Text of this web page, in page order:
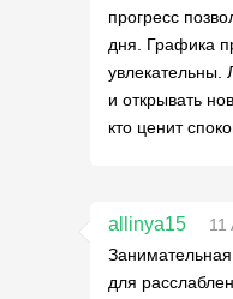
прогресс
дня. Графика
и открывать
кто ценит
allinya15
11
для